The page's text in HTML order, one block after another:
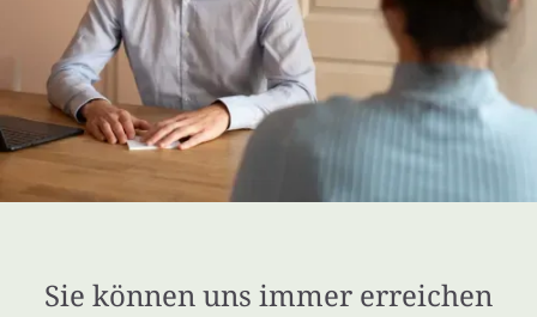
Sie können uns immer erreichen